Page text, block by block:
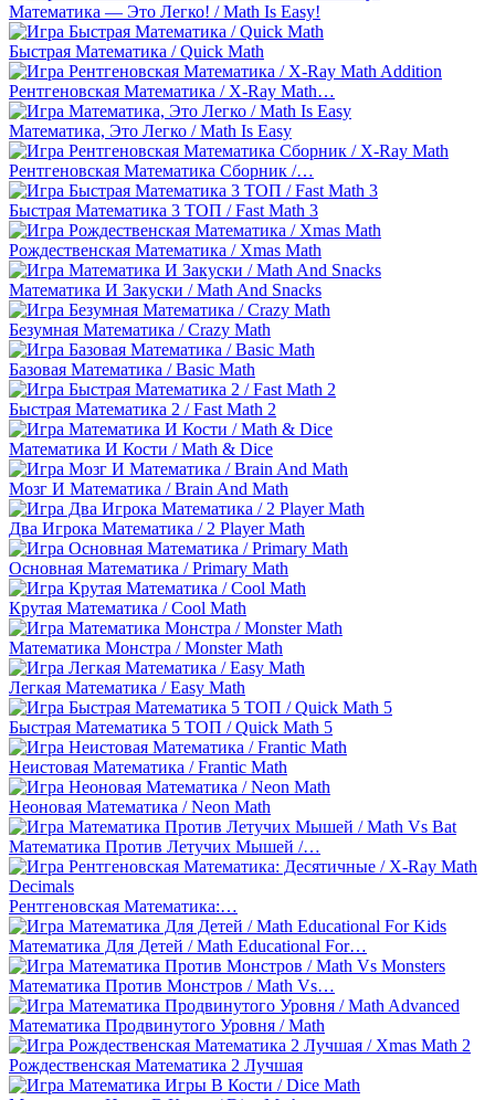
Математика — Это Легко! / Math Is Easy!
Быстрая Математика / Quick Math
Рентгеновская Математика / X-Ray Math…
Математика, Это Легко / Math Is Easy
Рентгеновская Математика Сборник /…
Быстрая Математика 3 ТОП / Fast Math 3
Рождественская Математика / Xmas Math
Математика И Закуски / Math And Snacks
Безумная Математика / Crazy Math
Базовая Математика / Basic Math
Быстрая Математика 2 / Fast Math 2
Математика И Кости / Math & Dice
Мозг И Математика / Brain And Math
Два Игрока Математика / 2 Player Math
Основная Математика / Primary Math
Крутая Математика / Cool Math
Математика Монстра / Monster Math
Легкая Математика / Easy Math
Быстрая Математика 5 ТОП / Quick Math 5
Неистовая Математика / Frantic Math
Неоновая Математика / Neon Math
Математика Против Летучих Мышей /…
Рентгеновская Математика:…
Математика Для Детей / Math Educational For…
Математика Против Монстров / Math Vs…
Математика Продвинутого Уровня / Math
Рождественская Математика 2 Лучшая